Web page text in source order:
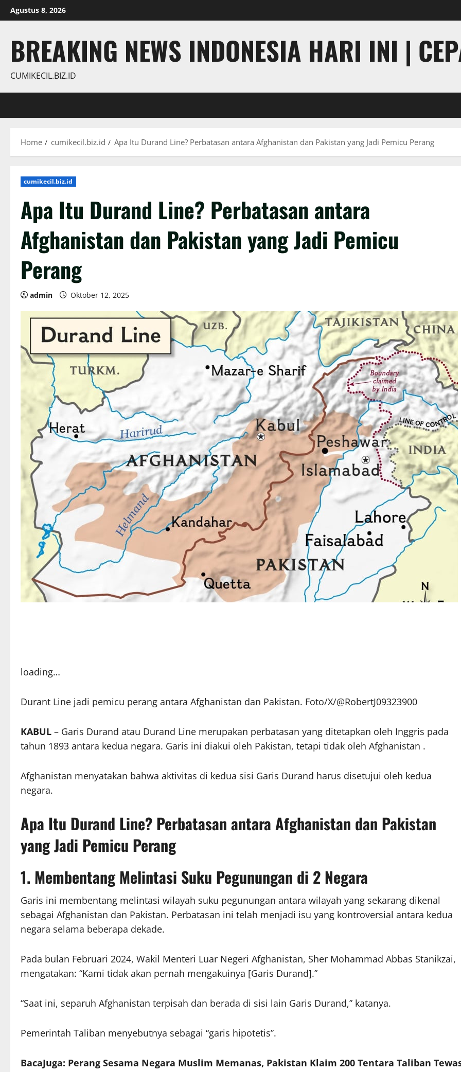
Skip
to
Agustus 8, 2026
BREAKING NEWS INDONESIA HARI INI |
CUMIKECIL.BIZ.ID
Home cumikecil.biz.id Apa Itu Durand Line? Perbatasan antara Afghanistan dan Pakistan yang Jadi Pemicu Perang
cumikecil.biz.id
Apa Itu Durand Line? Perbatasan antara
Afghanistan dan Pakistan yang Jadi Pemicu
Perang
admin Oktober 12, 2025
loading…
Durant Line jadi pemicu perang antara Afghanistan dan Pakistan. Foto/X/@RobertJ09323900
KABUL – Garis Durand atau Durand Line merupakan perbatasan yang ditetapkan oleh Inggris pada
tahun 1893 antara kedua negara. Garis ini diakui oleh Pakistan, tetapi tidak oleh Afghanistan .
Afghanistan menyatakan bahwa aktivitas di kedua sisi Garis Durand harus disetujui oleh kedua
negara.
Apa Itu Durand Line? Perbatasan antara Afghanistan dan Pakistan
yang Jadi Pemicu Perang
1. Membentang Melintasi Suku Pegunungan di 2 Negara
Garis ini membentang melintasi wilayah suku pegunungan antara wilayah yang sekarang dikenal
sebagai Afghanistan dan Pakistan. Perbatasan ini telah menjadi isu yang kontroversial antara kedua
negara selama beberapa dekade.
Pada bulan Februari 2024, Wakil Menteri Luar Negeri Afghanistan, Sher Mohammad Abbas Stanikzai,
mengatakan: “Kami tidak akan pernah mengakuinya [Garis Durand].”
“Saat ini, separuh Afghanistan terpisah dan berada di sisi lain Garis Durand,” katanya.
Pemerintah Taliban menyebutnya sebagai “garis hipotetis”.
BacaJuga: Perang Sesama Negara Muslim Memanas, Pakistan Klaim 200 Tentara Taliban